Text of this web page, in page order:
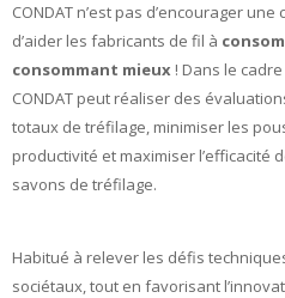
CONDAT n’est pas d’encourager
d’aider les fabricants de fil à
consommant mieux ! Dans le cadre
CONDAT peut réaliser des
totaux de tréfilage, minimiser les
productivité et maximiser l’efficacité
savons de tréfilage.
Habitué à relever les défis
sociétaux, tout en favorisant